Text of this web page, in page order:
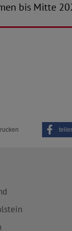
bis Mitte